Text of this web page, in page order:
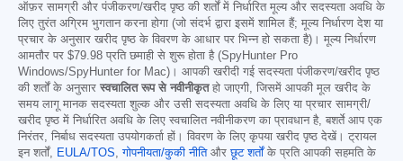
ऑफ़र सामग्री और पंजीकरण/खरीद पृष्ठ की शर्तों में निर्धारित मूल्य और सदस्यता अवधि के
लिए तुरंत अग्रिम भुगतान करना होगा (जो संदर्भ द्वारा इसमें शामिल हैं; मूल्य निर्धारण देश या
प्रचार के अनुसार खरीद पृष्ठ के विवरण के आधार पर भिन्न हो सकता है)। मूल्य निर्धारण
आमतौर पर $79.98 प्रति छमाही से शुरू होता है (SpyHunter Pro
Windows/SpyHunter for Mac)। आपकी खरीदी गई सदस्यता पंजीकरण/खरीद पृष्ठ
की शर्तों के अनुसार स्वचालित रूप से नवीनीकृतहो जाएगी, जिसमें आपकी मूल खरीद के
समय लागू मानक सदस्यता शुल्क और उसी सदस्यता अवधि के लिए या प्रचार सामग्री/
खरीद पृष्ठ में निर्धारित अवधि के लिए स्वचालित नवीनीकरण का प्रावधान है, बशर्ते आप एक
निरंतर, निर्बाध सदस्यता उपयोगकर्ता हों। विवरण के लिए कृपया खरीद पृष्ठ देखें। ट्रायल
इन शर्तों, EULA/TOS,गोपनीयता/कुकी नीतिऔरछूट शर्तोंके प्रति आपकी सहमति के